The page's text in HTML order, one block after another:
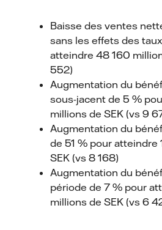
Baisse des ventes
sans les effets des
atteindre 48 160
552)
Augmentation du
sous-jacent de 5 %
millions de SEK (vs 9
Augmentation du
de 51 % pour atteindre
SEK (vs 8 168)
Augmentation du
période de 7 % pour
millions de SEK (vs 6